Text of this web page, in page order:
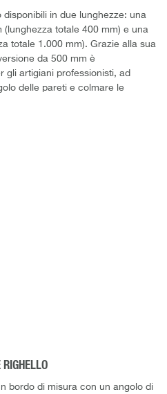
disponibili in due lunghezze: una
totale 400 mm) e una
totale 1.000 mm). Grazie alla sua
da 500 mm è
gli artigiani professionisti, ad
delle pareti e colmare le
bordo di misura con un angolo di